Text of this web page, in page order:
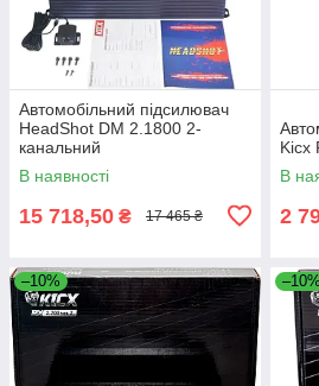
Автомобільний підсилювач
HeadShot DM 2.1800 2-
канальний
В наявності
15 718,50 ₴ 17 465 ₴
Kicx
В
2
–10% –10%